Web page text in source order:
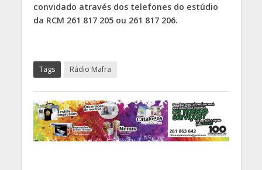
convidado através dos telefones do estúdio
da RCM 261 817 205 ou 261 817 206.
Tags Rádio Mafra